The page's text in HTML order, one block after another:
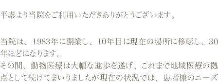
平素より当院をご利用いただきありがとうございます。
当院は、1983年に開業し、10年目に現在の場所に移転し、30
年ほどになります。
その間、動物医療は大幅な進歩を遂げ、これまで地域医療の拠
点として続けてまいりましたが現在の状況では、患者様のニーズ